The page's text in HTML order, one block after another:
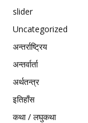
slider
Uncategorized
अन्तर्राष्ट्रिय
अन्तर्वार्ता
अर्थतन्त्र
इतिहाँस
कथा / लघुकथा